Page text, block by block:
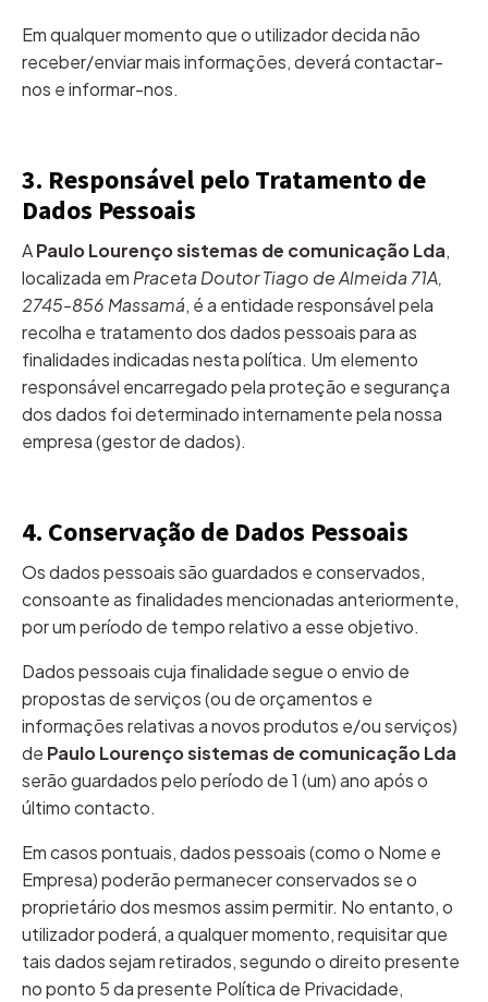
Em qualquer momento que o utilizador decida não
receber/enviar mais informações, deverá contactar-
nos e informar-nos.
3. Responsável pelo Tratamento de
Dados Pessoais
APaulo Lourenço sistemas de comunicação Lda,
localizada em Praceta Doutor Tiago de Almeida 71A,
2745-856 Massamá, é a entidade responsável pela
recolha e tratamento dos dados pessoais para as
finalidades indicadas nesta política. Um elemento
responsável encarregado pela proteção e segurança
dos dados foi determinado internamente pela nossa
empresa (gestor de dados).
4. Conservação de Dados Pessoais
Os dados pessoais são guardados e conservados,
consoante as finalidades mencionadas anteriormente,
por um período de tempo relativo a esse objetivo.
Dados pessoais cuja finalidade segue o envio de
propostas de serviços (ou de orçamentos e
informações relativas a novos produtos e/ou serviços)
de Paulo Lourenço sistemas de comunicação Lda
serão guardados pelo período de 1 (um) ano após o
último contacto.
Em casos pontuais, dados pessoais (como o Nome e
Empresa) poderão permanecer conservados se o
proprietário dos mesmos assim permitir. No entanto, o
utilizador poderá, a qualquer momento, requisitar que
tais dados sejam retirados, segundo o direito presente
no ponto 5 da presente Política de Privacidade,